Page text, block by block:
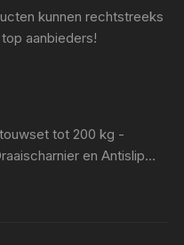
kunnen rechtstreeks
aanbieders!
tot 200 kg -
en Antislip